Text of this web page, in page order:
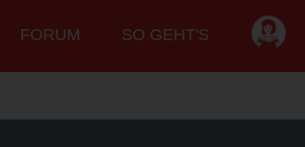
FORUM SO GEHT'S